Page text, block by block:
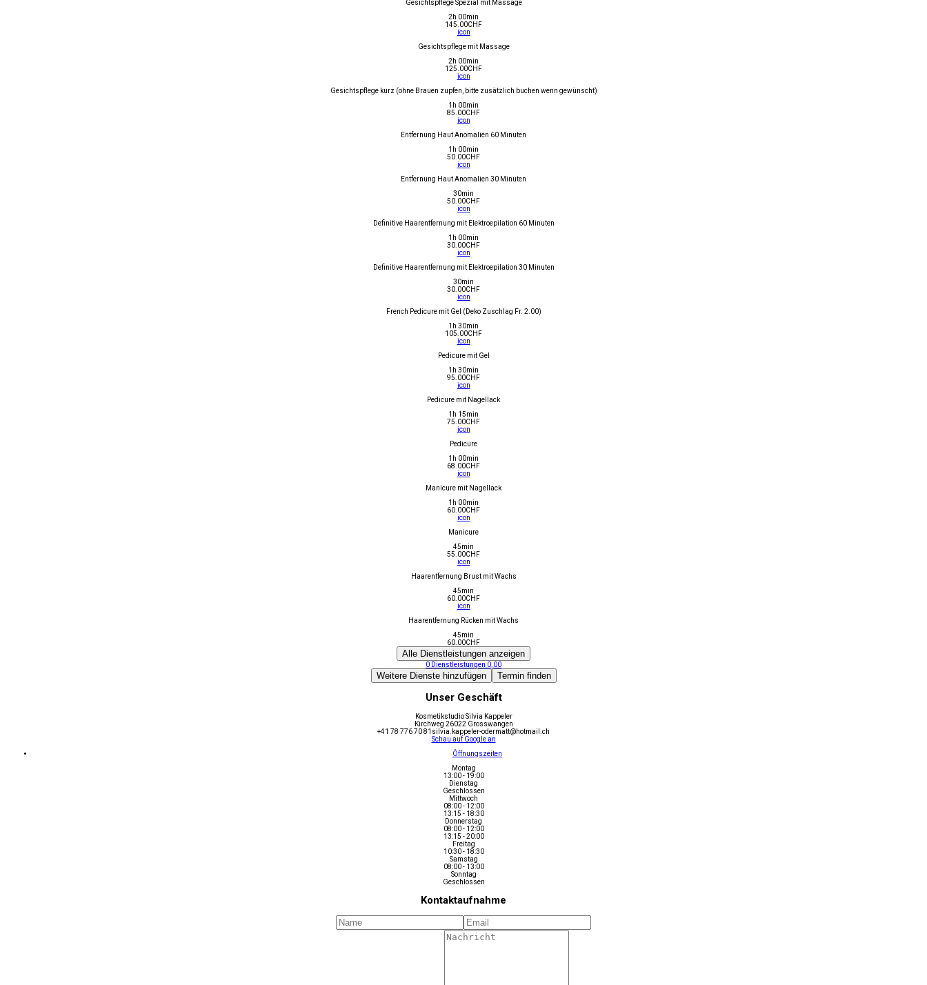
Gesichtspflege Spezial mit Massage
2h 00min
145.00CHF
icon
Gesichtspflege mit Massage
2h 00min
125.00CHF
icon
Gesichtspflege kurz (ohne Brauen zupfen, bitte zusätzlich buchen wenn gewünscht)
1h 00min
85.00CHF
icon
Entfernung Haut Anomalien 60 Minuten
1h 00min
50.00CHF
icon
Entfernung Haut Anomalien 30 Minuten
30min
50.00CHF
icon
Definitive Haarentfernung mit Elektroepilation 60 Minuten
1h 00min
30.00CHF
icon
Definitive Haarentfernung mit Elektroepilation 30 Minuten
30min
30.00CHF
icon
French Pedicure mit Gel (Deko Zuschlag Fr. 2.00)
1h 30min
105.00CHF
icon
Pedicure mit Gel
1h 30min
95.00CHF
icon
Pedicure mit Nagellack
1h 15min
75.00CHF
icon
Pedicure
1h 00min
68.00CHF
icon
Manicure mit Nagellack
1h 00min
60.00CHF
icon
Manicure
45min
55.00CHF
icon
Haarentfernung Brust mit Wachs
45min
60.00CHF
icon
Haarentfernung Rücken mit Wachs
45min
60.00CHF
Alle Dienstleistungen anzeigen
0 Dienstleistungen 0.00
Weitere Dienste hinzufügen Termin finden
Unser Geschäft
Kosmetikstudio Silvia Kappeler
Kirchweg 26022 Grosswangen
+41 78 776 70 81 silvia.kappeler-odermatt@hotmail.ch
Schau auf Google an
Öffnungszeiten
Montag
13:00 - 19:00
Dienstag
Geschlossen
Mittwoch
08:00 - 12:00
13:15 - 18:30
Donnerstag
08:00 - 12:00
13:15 - 20:00
Freitag
10:30 - 18:30
Samstag
08:00 - 13:00
Sonntag
Geschlossen
Kontaktaufnahme